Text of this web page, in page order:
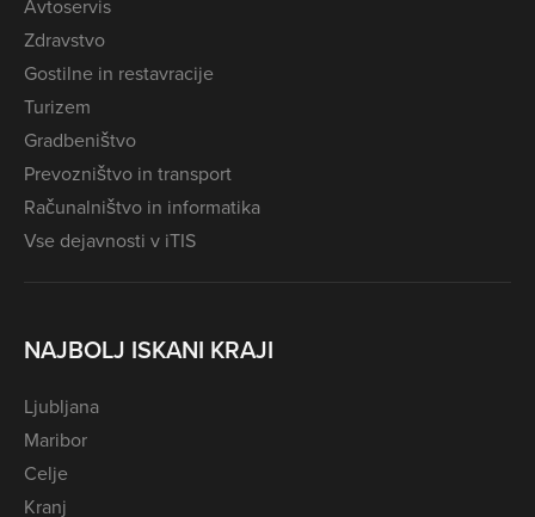
Avtoservis
Zdravstvo
Gostilne in restavracije
Turizem
Gradbeništvo
Prevozništvo in transport
Računalništvo in informatika
Vse dejavnosti v iTIS
NAJBOLJ ISKANI KRAJI
Ljubljana
Maribor
Celje
Kranj